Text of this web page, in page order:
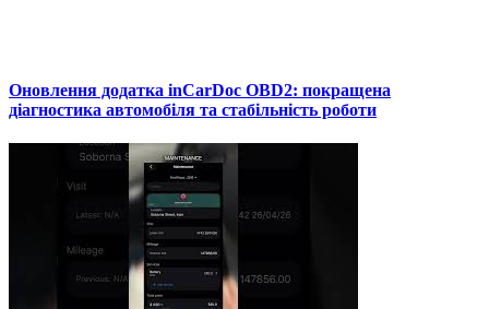
Оновлення додатка inCarDoc OBD2: покращена
діагностика автомобіля та стабільність роботи